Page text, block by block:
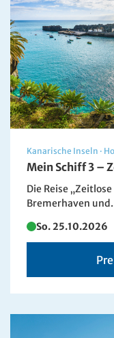
Kanarische Inseln ·
Mein Schiff 3 –
Die Reise
Bremerhaven
So. 25.10.2026